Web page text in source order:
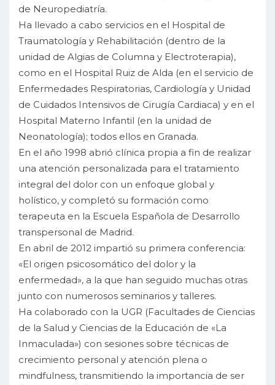
de Neuropediatría.
Ha llevado a cabo servicios en el Hospital de
Traumatología y Rehabilitación (dentro de la
unidad de Algias de Columna y Electroterapia),
como en el Hospital Ruiz de Alda (en el servicio de
Enfermedades Respiratorias, Cardiología y Unidad
de Cuidados Intensivos de Cirugía Cardiaca) y en el
Hospital Materno Infantil (en la unidad de
Neonatología); todos ellos en Granada.
En el año 1998 abrió clínica propia a fin de realizar
una atención personalizada para el tratamiento
integral del dolor con un enfoque global y
holístico, y completó su formación como
terapeuta en la Escuela Española de Desarrollo
transpersonal de Madrid.
En abril de 2012 impartió su primera conferencia:
«El origen psicosomático del dolor y la
enfermedad», a la que han seguido muchas otras
junto con numerosos seminarios y talleres.
Ha colaborado con la UGR (Facultades de Ciencias
de la Salud y Ciencias de la Educación de «La
Inmaculada») con sesiones sobre técnicas de
crecimiento personal y atención plena o
mindfulness, transmitiendo la importancia de ser